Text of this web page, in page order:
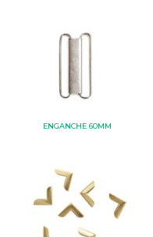
ENGANCHE 60MM